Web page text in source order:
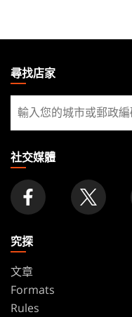
THE
GATHERING
FOOTER
尋找店家
尋
找
家
社交媒體
究探
文章
Formats
Rules